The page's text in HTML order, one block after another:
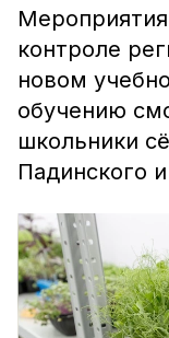
контроле
новом
обучению
школьники
Падинского